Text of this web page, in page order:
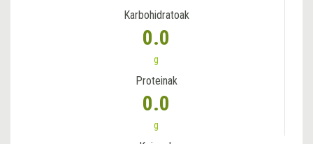
Karbohidratoak
0.0
g
Proteinak
0.0
g